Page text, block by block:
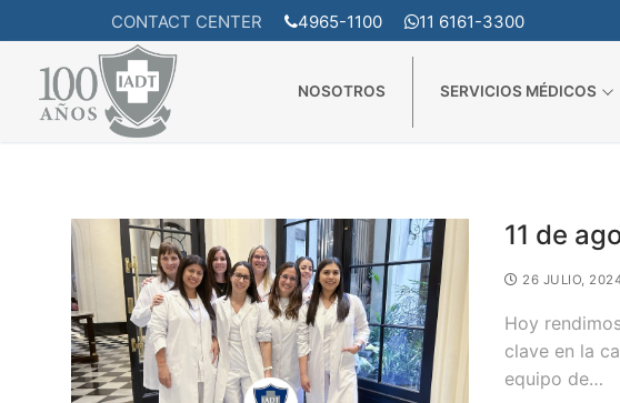
al
contenido
CONTACT CENTER 4965-1100 11 6161-3300
NOSOTROS SERVICIOS MÉDICOS
INICIO ARCHIVO DE MANUEL ROCHA
11 de
26 JULIO,
Hoy
clave en la
equipo de…